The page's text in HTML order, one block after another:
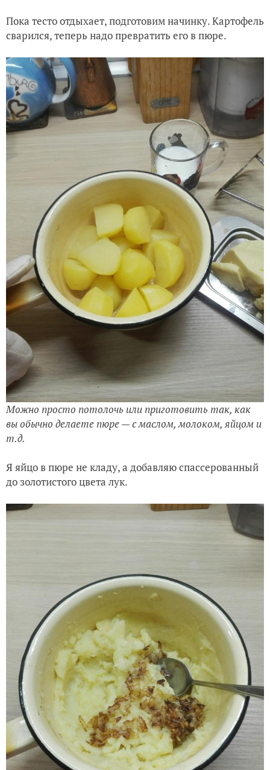
Пока тесто отдыхает, подготовим начинку. Картофель
сварился, теперь надо превратить его в пюре.
Можно просто потолочь или приготовить так, как
вы обычно делаете пюре — с маслом, молоком, яйцом и
т.д.
Я яйцо в пюре не кладу, а добавляю спассерованный
до золотистого цвета лук.